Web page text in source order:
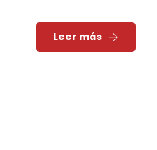
Leer más